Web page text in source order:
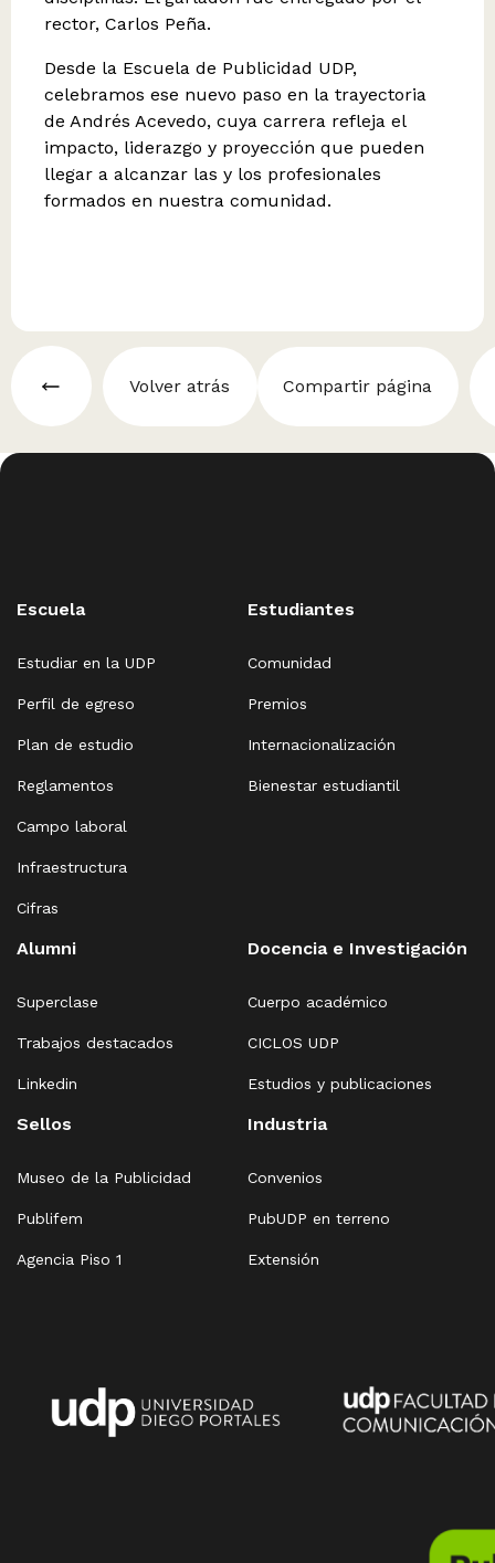
rector, Carlos Peña.
Desde la Escuela de Publicidad UDP,
celebramos ese nuevo paso en la trayectoria
de Andrés Acevedo, cuya carrera refleja el
impacto, liderazgo y proyección que pueden
llegar a alcanzar las y los profesionales
formados en nuestra comunidad.
Volver atrás Compartir página
Escuela
Estudiar en la UDP
Perfil de egreso
Plan de estudio
Reglamentos
Campo laboral
Infraestructura
Cifras
Estudiantes
Comunidad
Premios
Internacionalización
Bienestar estudiantil
Alumni
Superclase
Trabajos destacados
Linkedin
Docencia e Investigación
Cuerpo académico
CICLOS UDP
Estudios y publicaciones
Sellos
Museo de la Publicidad
Publifem
Agencia Piso 1
Industria
Convenios
PubUDP en terreno
Extensión